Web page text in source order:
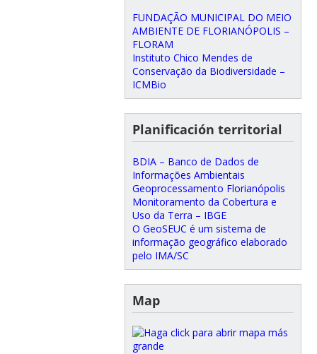
FUNDAÇÃO MUNICIPAL DO MEIO
AMBIENTE DE FLORIANÓPOLIS –
FLORAM
Instituto Chico Mendes de
Conservação da Biodiversidade –
ICMBio
Planificación territorial
BDIA – Banco de Dados de
Informações Ambientais
Geoprocessamento Florianópolis
Monitoramento da Cobertura e
Uso da Terra – IBGE
O GeoSEUC é um sistema de
informação geográfico elaborado
pelo IMA/SC
Map